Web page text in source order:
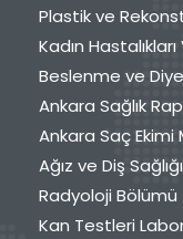
Plastik ve
Kadın
Beslenme ve
Ankara Sağlık
Ankara Saç Ekimi
Ağız ve Diş
Radyoloji Bölümü
Kan Testleri